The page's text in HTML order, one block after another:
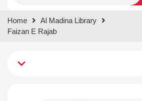
results.
Home
Al Madina Library
Faizan E Rajab